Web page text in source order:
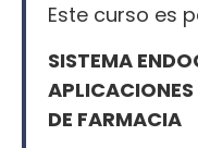
Este curso es
SISTEMA
APLICACIONES
DE FARMACIA